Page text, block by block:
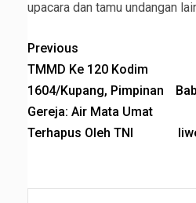
upacara dan tamu undangan
Previous
TMMD Ke 120 Kodim
1604/Kupang, Pimpinan
Gereja: Air Mata Umat
Terhapus Oleh TNI